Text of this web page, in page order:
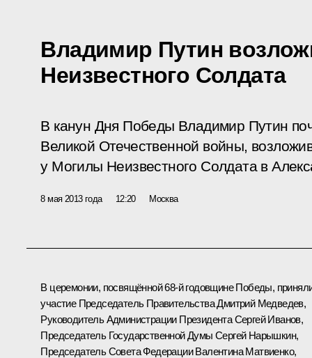
Владимир Путин
Неизвестного Солдата
В канун Дня Победы Владимир Путин
Великой Отечественной войны,
у Могилы Неизвестного Солдата в
8 мая 2013 года 12:20 Москва
В церемонии, посвящённой 68-й годовщине Победы,
участие Председатель ПравительстваДмитрий Медведев,
Руководитель Администрации ПрезидентаСергей Иванов,
Председатель Государственной Думы Сергей Нарышкин,
Председатель Совета ФедерацииВалентина Матвиенко,